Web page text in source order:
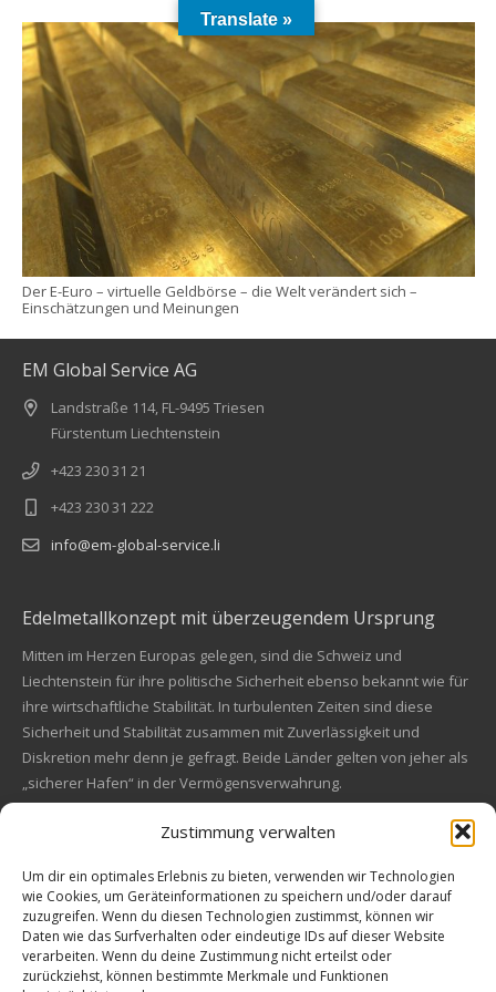
Zustimmung verwalten
Um dir ein optimales Erlebnis zu bieten, verwenden wir Technologien
wie Cookies, um Geräteinformationen zu speichern und/oder darauf
zuzugreifen. Wenn du diesen Technologien zustimmst, können wir
Daten wie das Surfverhalten oder eindeutige IDs auf dieser Website
verarbeiten. Wenn du deine Zustimmung nicht erteilst oder
zurückziehst, können bestimmte Merkmale und Funktionen
Der E-Euro – virtuelle Geldbörse – die Welt verändert sich –
Einschätzungen und Meinungen
EM Global Service AG
Landstraße 114, FL-9495 Triesen
Fürstentum Liechtenstein
+423 230 31 21
+423 230 31 222
info@em-global-service.li
Edelmetallkonzept mit überzeugendem Ursprung
Mitten im Herzen Europas gelegen, sind die Schweiz und
Liechtenstein für ihre politische Sicherheit ebenso bekannt wie für
ihre wirtschaftliche Stabilität. In turbulenten Zeiten sind diese
Sicherheit und Stabilität zusammen mit Zuverlässigkeit und
Diskretion mehr denn je gefragt. Beide Länder gelten von jeher als
„sicherer Hafen“ in der Vermögensverwahrung.
Financial concept of convincing origin
Located in the heart of Europe, Switzerland and Liechtenstein are
also known for their political safety as for their economic stability.
In these turbulent times, security and stability along with reliability
and discretion are more in demand than ever. Both countries are
always a "safe haven" in asset safe.
Translate »
Kundenbewertungen und Erfahrungen zu
EM Global Service AG